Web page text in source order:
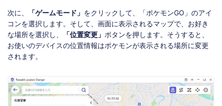
次に、 「ゲームモード」 をクリックして、「ポケモンGO」のアイ
コンを選択します。そして、画面に表示されるマップで、お好き
な場所を選択し、
「位置変更」 ボタンを押します。そうすると、
お使いのデバイスの位置情報はポケモンが表示される場所に変更
されます。